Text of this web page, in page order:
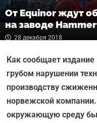
От Equinor ждут
на заводе
28 декабря 2018
Как сообщает издание
грубом нарушении
производству
норвежской компании.
окружающую среду